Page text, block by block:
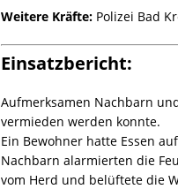
Weitere Kräfte: Polizei Bad
Einsatzbericht:
Aufmerksamen Nachbarn
vermieden werden konnte.
Ein Bewohner hatte Essen
Nachbarn alarmierten die
vom Herd und belüftete die